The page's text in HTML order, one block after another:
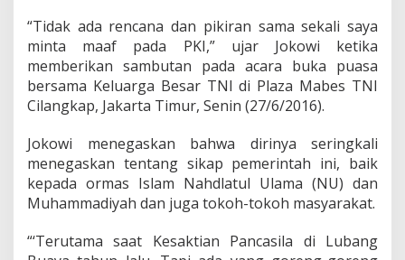
P
a
d
a
P
K
H
n
y
a
o
“Tidak ada rencana dan pikiran sama sekali saya
minta maaf pada PKI,” ujar Jokowi ketika
memberikan sambutan pada acara buka puasa
bersama Keluarga Besar TNI di Plaz‎a Mabes TNI
Cilangkap, Jakarta Timur, Senin (27/6/2016).‎
Jokowi menegaskan bahwa dirinya seringkali
menegaskan tentang sikap pemerintah ini, baik
kepada ormas Islam Nahdlatul Ulama (NU) dan
Muhammadiyah dan juga tokoh-tokoh masyarakat.
“‘Terutama saat Kesaktian Pancasila di Lubang